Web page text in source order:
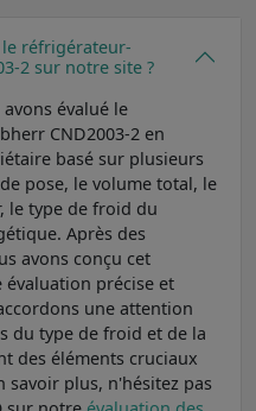
réfrigérateur-
2 sur notre site ?
évalué le
CND2003-2 en
basé sur plusieurs
pose, le volume total, le
le type de froid du
Après des
avons conçu cet
précise et
une attention
du type de froid et de la
des éléments cruciaux
plus, n'hésitez pas